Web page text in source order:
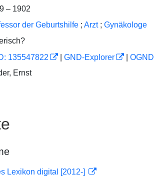
– 1902
der Geburtshilfe ; Arzt ; Gynäkologe
135547822 GND-Explorer OGND
Ernst
Lexikon digital [2012-]